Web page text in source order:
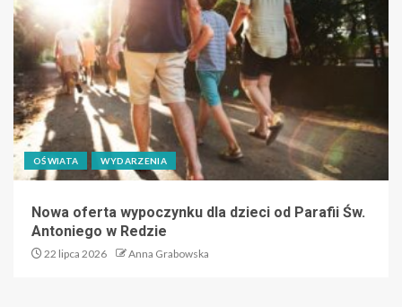
OŚWIATA WYDARZENIA
Nowa oferta wypoczynku dla dzieci od Parafii Św.
Antoniego w Redzie
22 lipca 2026 Anna Grabowska